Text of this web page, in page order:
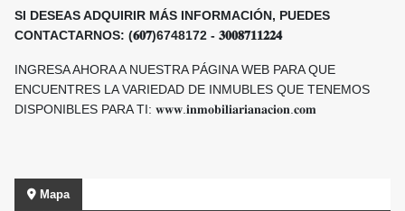
SI DESEAS ADQUIRIR MÁS INFORMACIÓN, PUEDES
CONTACTARNOS: (𝟔𝟎𝟕)6748172 - 𝟑𝟎𝟎𝟖𝟕𝟏𝟏𝟐𝟐𝟒
INGRESA AHORA A NUESTRA PÁGINA WEB PARA QUE
ENCUENTRES LA VARIEDAD DE INMUBLES QUE TENEMOS
DISPONIBLES PARA TI: 𝐰𝐰𝐰.𝐢𝐧𝐦𝐨𝐛𝐢𝐥𝐢𝐚𝐫𝐢𝐚𝐧𝐚𝐜𝐢𝐨𝐧.𝐜𝐨𝐦
Mapa